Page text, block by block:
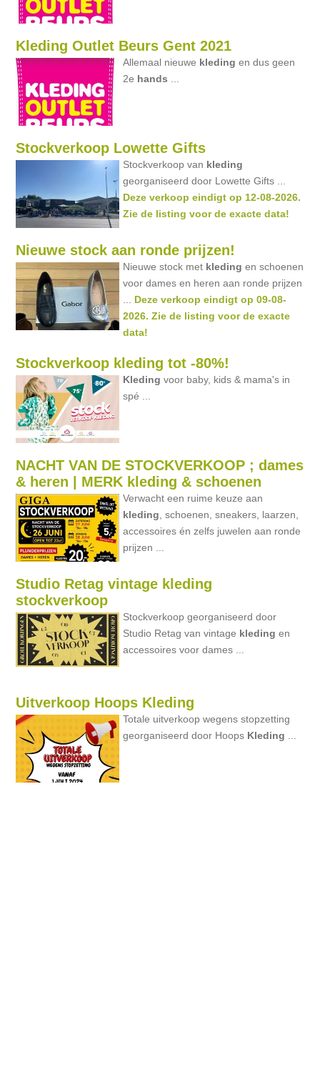
Kleding Outlet Beurs Gent 2021
Allemaal nieuwe kleding en dus geen
2e hands
Stockverkoop Lowette Gifts
Stockverkoop van kleding
georganiseerd door Lowette Gifts ...
Deze verkoop eindigt op 12-08-2026.
Zie de listing voor de exacte data!
Nieuwe stock aan ronde prijzen!
Nieuwe stock met kleding en schoenen
voor dames en heren aan ronde prijzen
Deze verkoop eindigt op 09-08-
2026. Zie de listing voor de exacte
data!
Stockverkoop kleding tot -80%!
Kleding voor baby, kids & mama's in
spé ...
NACHT VAN DE STOCKVERKOOP ; dames
& heren | MERK kleding & schoenen
Verwacht een ruime keuze aan
kleding , schoenen, sneakers, laarzen,
accessoires én zelfs juwelen aan ronde
prijzen ...
Studio Retag vintage kleding
stockverkoop
Stockverkoop georganiseerd door
Studio Retag van vintage kleding en
accessoires voor dames ...
Uitverkoop Hoops Kleding
Totale uitverkoop wegens stopzetting
georganiseerd door Hoops Kleding